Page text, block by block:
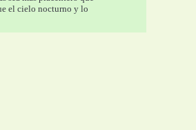
el cielo nocturno y lo